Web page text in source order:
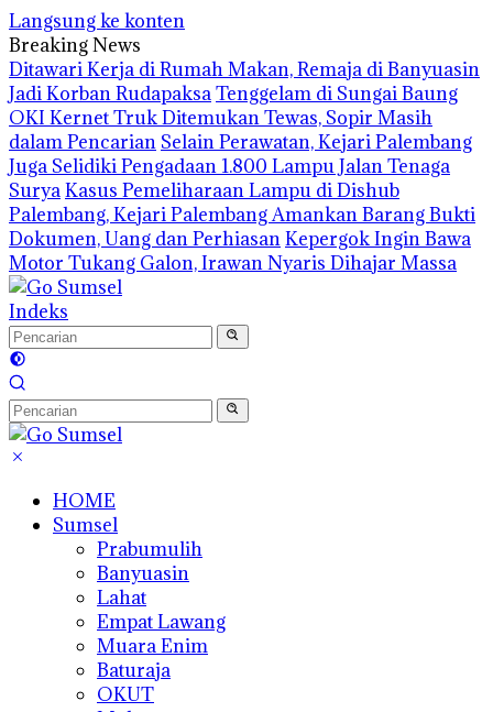
Langsung ke konten
Breaking News
Ditawari Kerja di Rumah Makan, Remaja di Banyuasin
Jadi Korban RudapaksaTenggelam di Sungai Baung
OKI Kernet Truk Ditemukan Tewas, Sopir Masih
dalam Pencarian Selain Perawatan, Kejari Palembang
Juga Selidiki Pengadaan 1.800 Lampu Jalan Tenaga
SuryaKasus Pemeliharaan Lampu di Dishub
Palembang, Kejari Palembang Amankan Barang Bukti
Dokumen, Uang dan PerhiasanKepergok Ingin Bawa
Motor Tukang Galon, Irawan Nyaris Dihajar Massa
Indeks
HOME
Sumsel
Prabumulih
Banyuasin
Lahat
Empat Lawang
Muara Enim
Baturaja
OKUT